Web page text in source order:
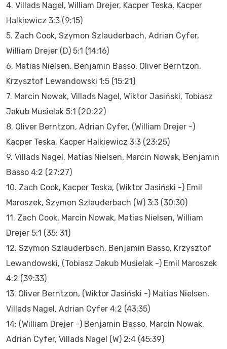
4. Villads Nagel, William Drejer, Kacper Teska, Kacper
Halkiewicz 3:3 (9:15)
5. Zach Cook, Szymon Szlauderbach, Adrian Cyfer,
William Drejer (D) 5:1 (14:16)
6. Matias Nielsen, Benjamin Basso, Oliver Berntzon,
Krzysztof Lewandowski 1:5 (15:21)
7. Marcin Nowak, Villads Nagel, Wiktor Jasiński, Tobiasz
Jakub Musielak 5:1 (20:22)
8. Oliver Berntzon, Adrian Cyfer, (William Drejer -)
Kacper Teska, Kacper Halkiewicz 3:3 (23:25)
9. Villads Nagel, Matias Nielsen, Marcin Nowak, Benjamin
Basso 4:2 (27:27)
10. Zach Cook, Kacper Teska, (Wiktor Jasiński -) Emil
Maroszek, Szymon Szlauderbach (W) 3:3 (30:30)
11. Zach Cook, Marcin Nowak, Matias Nielsen, William
Drejer 5:1 (35: 31)
12. Szymon Szlauderbach, Benjamin Basso, Krzysztof
Lewandowski, (Tobiasz Jakub Musielak -) Emil Maroszek
4:2 (39:33)
13. Oliver Berntzon, (Wiktor Jasiński -) Matias Nielsen,
Villads Nagel, Adrian Cyfer 4:2 (43:35)
14: (William Drejer -) Benjamin Basso, Marcin Nowak,
Adrian Cyfer, Villads Nagel (W) 2:4 (45:39)